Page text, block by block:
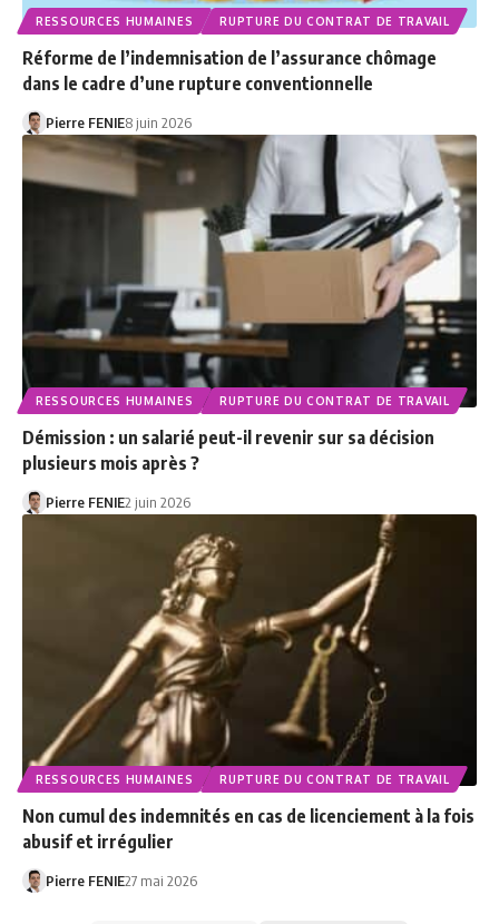
RESSOURCES HUMAINES RUPTURE DU CONTRAT DE TRAVAIL
Réforme de l’indemnisation de l’assurance chômage
dans le cadre d’une rupture conventionnelle
Pierre FENIE8 juin 2026
RESSOURCES HUMAINES RUPTURE DU CONTRAT DE TRAVAIL
Démission : un salarié peut-il revenir sur sa décision
plusieurs mois après ?
Pierre FENIE2 juin 2026
RESSOURCES HUMAINES RUPTURE DU CONTRAT DE TRAVAIL
Non cumul des indemnités en cas de licenciement à la fois
abusif et irrégulier
Pierre FENIE27 mai 2026